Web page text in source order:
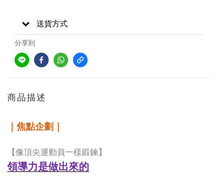
送貨方式
分享到
商品描述
｜焦點企劃｜
【像頂尖運動員一樣鍛鍊】
領導力是做出來的